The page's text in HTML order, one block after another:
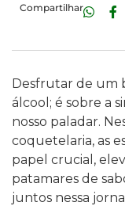
Compartilhar
Desfrutar de um
álcool; é sobre a
nosso paladar.
coquetelaria, as
papel crucial,
patamares de
juntos nessa